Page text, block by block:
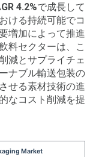
4.2%で成長して
ける持続可能でコ
増加によって推進
料セクターは、こ
減とサプライチェ
ナブル輸送包装の
せる素材技術の進
なコスト削減を提